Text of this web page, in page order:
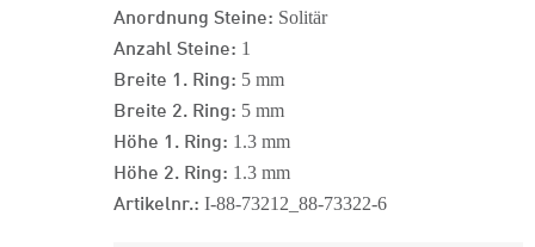
Anordnung Steine: Solitär
Anzahl Steine: 1
Breite 1. Ring: 5 mm
Breite 2. Ring: 5 mm
Höhe 1. Ring: 1.3 mm
Höhe 2. Ring: 1.3 mm
Artikelnr.: I-88-73212_88-73322-6